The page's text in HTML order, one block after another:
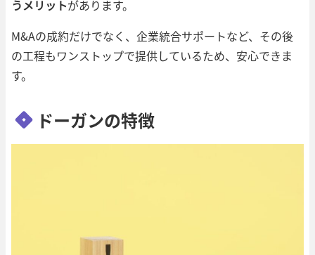
うメリットがあります。
M&Aの成約だけでなく、企業統合サポートなど、その後
の工程もワンストップで提供しているため、安心できま
す。
ドーガンの特徴